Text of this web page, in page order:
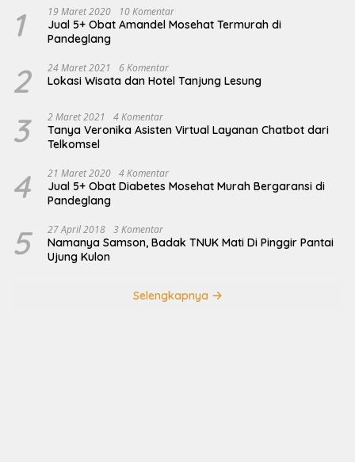
1 19 Maret 2020 10 Komentar
Jual 5+ Obat Amandel Mosehat Termurah di
Pandeglang
2 24 Maret 2021 6 Komentar
Lokasi Wisata dan Hotel Tanjung Lesung
3 2 Maret 2021 4 Komentar
Tanya Veronika Asisten Virtual Layanan Chatbot dari
Telkomsel
4 21 Maret 2020 4 Komentar
Jual 5+ Obat Diabetes Mosehat Murah Bergaransi di
Pandeglang
5 27 April 2018 3 Komentar
Namanya Samson, Badak TNUK Mati Di Pinggir Pantai
Ujung Kulon
Selengkapnya